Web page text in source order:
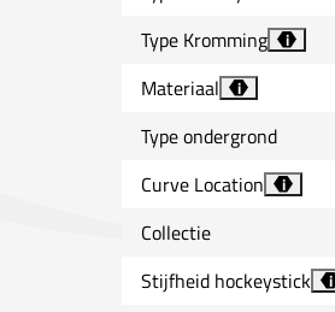
Type Kromming
i
Materiaal
i
Type ondergrond
Curve Location
i
Collectie
Stijfheid hockeystick
i